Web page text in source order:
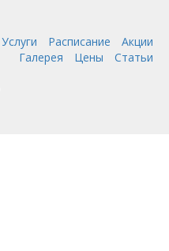
Услуги Расписание
Акции
Галерея
Цены Статьи